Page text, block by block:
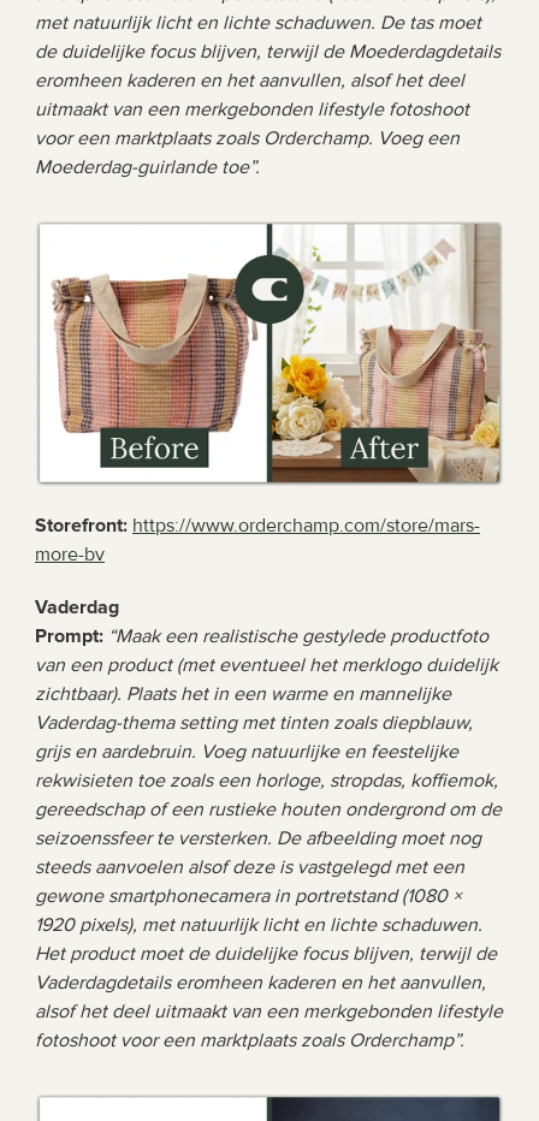
met natuurlijk licht en lichte schaduwen. De tas moet
de duidelijke focus blijven, terwijl de Moederdagdetails
eromheen kaderen en het aanvullen, alsof het deel
uitmaakt van een merkgebonden lifestyle fotoshoot
voor een marktplaats zoals Orderchamp. Voeg een
Moederdag-guirlande toe”.
Storefront: https://www.orderchamp.com/store/mars-
more-bv
Vaderdag
Prompt: “Maak een realistische gestylede productfoto
van een product (met eventueel het merklogo duidelijk
zichtbaar). Plaats het in een warme en mannelijke
Vaderdag-thema setting met tinten zoals diepblauw,
grijs en aardebruin. Voeg natuurlijke en feestelijke
rekwisieten toe zoals een horloge, stropdas, koffiemok,
gereedschap of een rustieke houten ondergrond om de
seizoenssfeer te versterken. De afbeelding moet nog
steeds aanvoelen alsof deze is vastgelegd met een
gewone smartphonecamera in portretstand (1080 ×
1920 pixels), met natuurlijk licht en lichte schaduwen.
Het product moet de duidelijke focus blijven, terwijl de
Vaderdagdetails eromheen kaderen en het aanvullen,
alsof het deel uitmaakt van een merkgebonden lifestyle
fotoshoot voor een marktplaats zoals Orderchamp”.